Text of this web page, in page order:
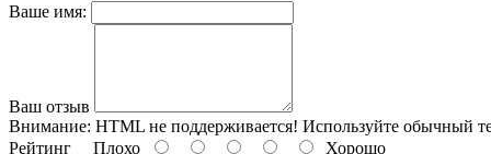
Ваше имя:
Ваш отзыв
Внимание: HTML не поддерживается! Используйте обычный
Рейтинг Плохо Хорошо